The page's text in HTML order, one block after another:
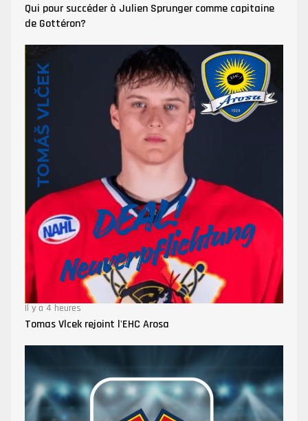
Qui pour succéder à Julien Sprunger comme capitaine
de Gottéron?
Il y a 4 heures
Tomas Vlcek rejoint l'EHC Arosa